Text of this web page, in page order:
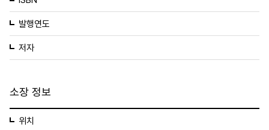
발행연도
저자
소장 정보
위치